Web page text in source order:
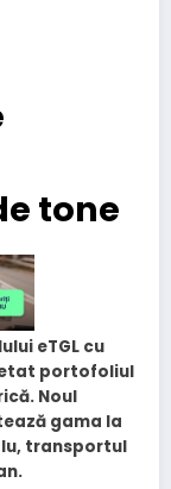
tone
eTGL cu
portofoliul
Noul
gama la
transportul